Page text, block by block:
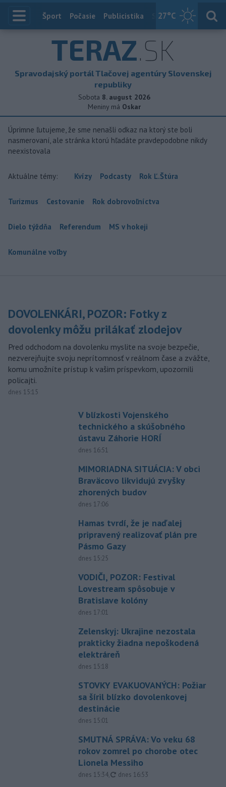
27°C
Index
Šport Počasie Publicistika Slovensko
TERAZ.SK
Spravodajský portál Tlačovej agentúry Slovenskej
republiky
Sobota 8. august 2026
Meniny má Oskar
Úprimne ľutujeme, že sme nenašli odkaz na ktorý ste boli
nasmerovaní, ale stránka ktorú hľadáte pravdepodobne nikdy
neexistovala
Aktuálne témy: Kvízy Podcasty Rok Ľ.Štúra
Turizmus Cestovanie Rok dobrovoľníctva
Dielo týždňa Referendum MS v hokeji
Komunálne voľby
DOVOLENKÁRI, POZOR: Fotky z
dovolenky môžu prilákať zlodejov
Pred odchodom na dovolenku myslite na svoje bezpečie,
nezverejňujte svoju neprítomnosť v reálnom čase a zvážte,
komu umožníte prístup k vašim príspevkom, upozornili
policajti.
dnes 15:15
V blízkosti Vojenského
technického a skúšobného
ústavu Záhorie HORÍ
dnes 16:51
MIMORIADNA SITUÁCIA: V obci
Braväcovo likvidujú zvyšky
zhorených budov
dnes 17:06
Hamas tvrdí, že je naďalej
pripravený realizovať plán pre
Pásmo Gazy
dnes 15:25
VODIČI, POZOR: Festival
Lovestream spôsobuje v
Bratislave kolóny
dnes 17:01
Zelenskyj: Ukrajine nezostala
prakticky žiadna nepoškodená
elektráreň
dnes 15:18
STOVKY EVAKUOVANÝCH: Požiar
sa šíril blízko dovolenkovej
destinácie
dnes 15:01
SMUTNÁ SPRÁVA: Vo veku 68
rokov zomrel po chorobe otec
Lionela Messiho
dnes 15:34, aktualizované
dnes 16:53